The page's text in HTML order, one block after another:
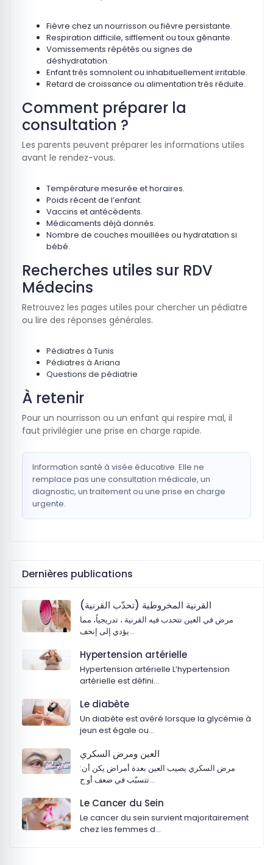
Fièvre chez un nourrisson ou fièvre persistante.
Respiration difficile, sifflement ou toux gênante.
Vomissements répétés ou signes de
déshydratation.
Enfant très somnolent ou inhabituellement irritable.
Retard de croissance ou alimentation très réduite.
Comment préparer la
consultation ?
Les parents peuvent préparer les informations utiles
avant le rendez-vous.
Température mesurée et horaires.
Poids récent de l’enfant.
Vaccins et antécédents.
Médicaments déjà donnés.
Nombre de couches mouillées ou hydratation si
bébé.
Recherches utiles sur RDV
Médecins
Retrouvez les pages utiles pour chercher un pédiatre
ou lire des réponses générales.
Pédiatres à Tunis
Pédiatres à Ariana
Questions de pédiatrie
À retenir
Pour un nourrisson ou un enfant qui respire mal, il
faut privilégier une prise en charge rapide.
Information santé à visée éducative. Elle ne
remplace pas une consultation médicale, un
diagnostic, un traitement ou une prise en charge
urgente.
Dernières publications
القرنية المخروطية (تحدّب القرنية)
مرض في العين تتحدب فيه القرنية ، تدريجياً، مما
يؤدي إلى إنخف…
Hypertension artérielle
Hypertension artérielle L’hypertension
artérielle est défini…
Le diabète
Un diabète est avéré lorsque la glycémie à
jeun est égale ou…
‏العين ومرض السكري
:‏مرض السكري يصيب العين بعدة أمراض يكن أن
تتسبّب في ضعف أو ح…
Le Cancer du Sein
Le cancer du sein survient majoritairement
chez les femmes d…